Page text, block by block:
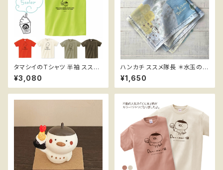
タマシイのTシャツ 半袖 ススメ
隊長
¥3,080
ハンカチ ススメ隊長 ＊水玉の傘
と森
¥1,650